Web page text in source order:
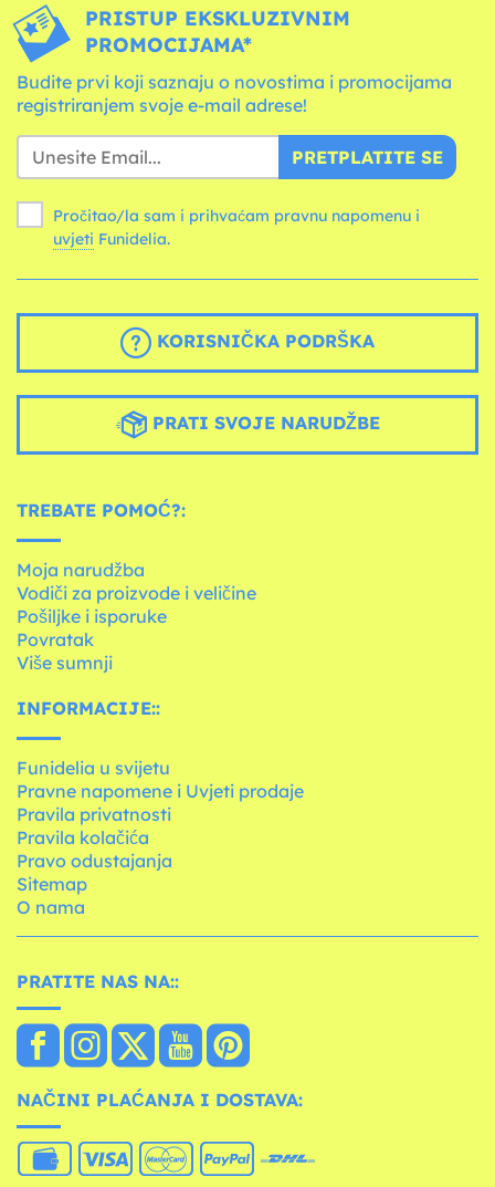
PRISTUP EKSKLUZIVNIM
PROMOCIJAMA*
Budite prvi koji saznaju o novostima i promocijama
registriranjem svoje e-mail adrese!
PRETPLATITE SE
Pročitao/la sam i prihvaćam pravnu napomenu i
uvjeti Funidelia.
KORISNIČKA PODRŠKA
PRATI SVOJE NARUDŽBE
TREBATE POMOĆ?:
Moja narudžba
Vodiči za proizvode i veličine
Pošiljke i isporuke
Povratak
Više sumnji
INFORMACIJE::
Funidelia u svijetu
Pravne napomene i Uvjeti prodaje
Pravila privatnosti
Pravila kolačića
Pravo odustajanja
Sitemap
O nama
PRATITE NAS NA::
NAČINI PLAĆANJA I DOSTAVA: